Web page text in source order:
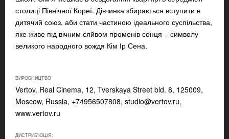
столиці Північної Кореї. Дівчинка збирається вступити в
дитячий союз, аби стати частиною ідеального суспільства,
яке живе під вічним сяйвом променів сонця – символу
великого народного вождя Кім Ір Сена.
ВИРОБНИЦТВО
Vertov. Real Cinema, 12, Tverskaya Street bld. 8, 125009,
Moscow, Russia, +74956507808, studio@vertov.ru,
www.vertov.ru
ДИСТРИБ'ЮЦІЯ: